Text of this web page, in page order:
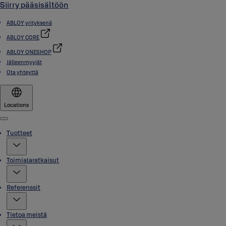
Siirry pääsisältöön
ABLOY yrityksenä
ABLOY CORE
ABLOY ONESHOP
Jälleenmyyjät
Ota yhteyttä
Locations
Menu
Tuotteet
Toimialaratkaisut
Referenssit
Tietoa meistä